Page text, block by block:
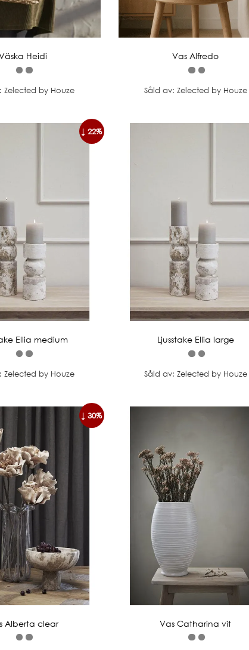
Heidi
Zelected by Houze
Vas Alfredo
Såld av: Zelected by Houze
↓ 22%
Ellia medium
Zelected by Houze
Ljusstake Ellia large
Såld av: Zelected by Houze
↓ 30%
Alberta clear Vas Catharina vit